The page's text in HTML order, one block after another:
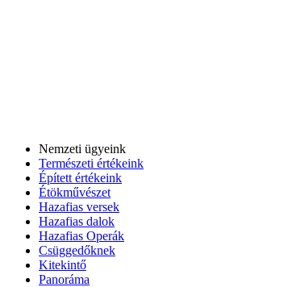
Nemzeti ügyeink
Természeti értékeink
Épített értékeink
Étökművészet
Hazafias versek
Hazafias dalok
Hazafias Operák
Csüggedőknek
Kitekintő
Panoráma